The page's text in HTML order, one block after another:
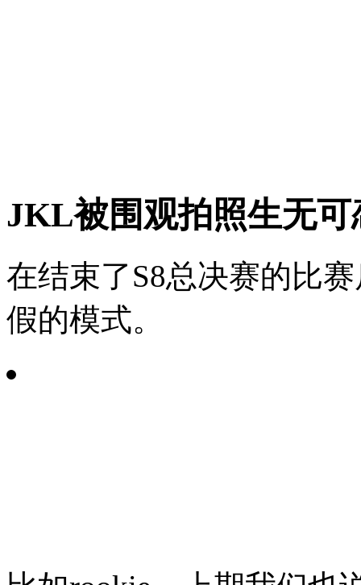
JKL被围观拍照生无
在结束了S8总决赛的比
假的模式。